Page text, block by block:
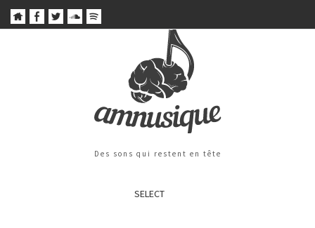
Des sons qui restent en tête
SELECT